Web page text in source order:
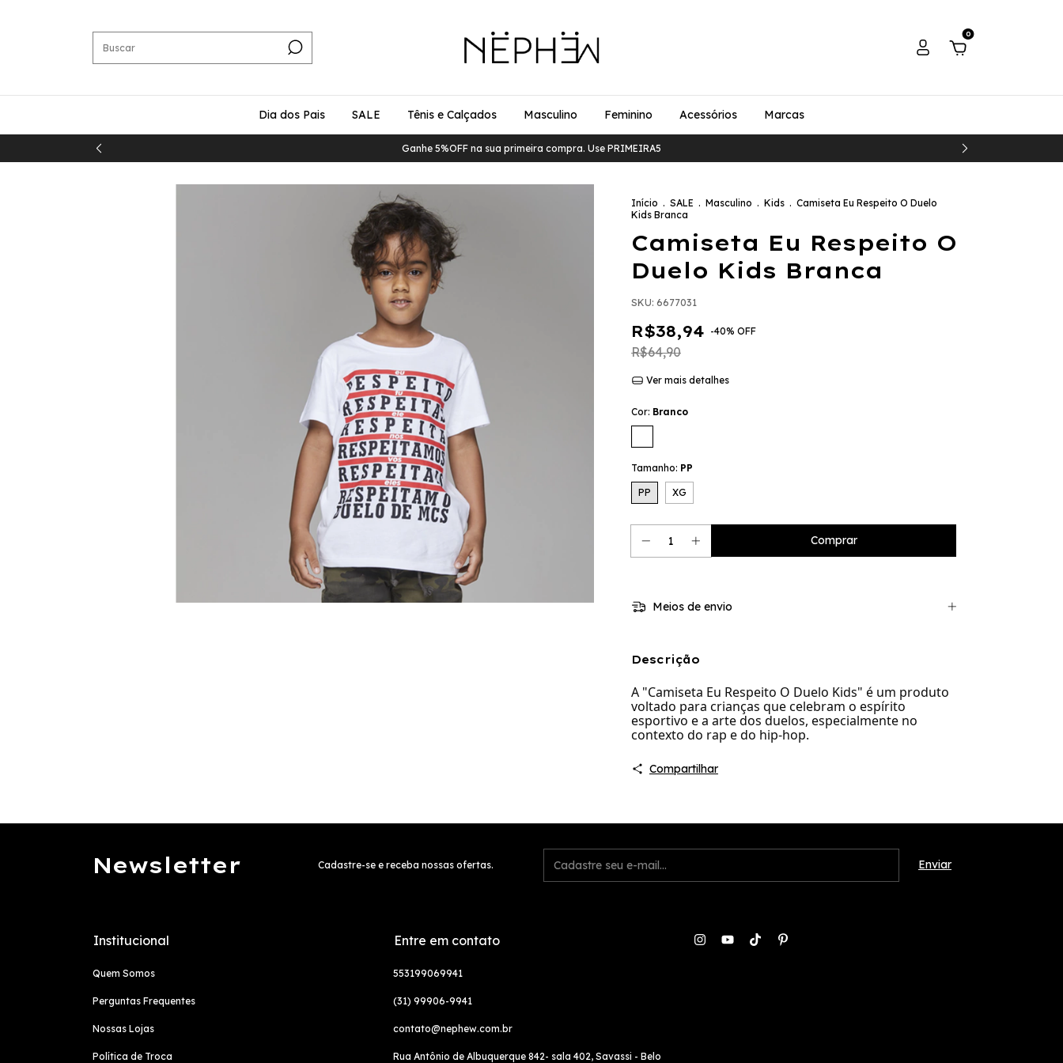
0
Dia dos Pais SALE Tênis e Calçados Masculino Feminino Acessórios Marcas
Ganhe 5%OFF na sua primeira compra. Use PRIMEIRA5
Início . SALE . Masculino . Kids . Camiseta Eu Respeito O Duelo
Kids Branca
Camiseta Eu Respeito O
Duelo Kids Branca
SKU: 6677031
R$38,94 -40% OFF
R$64,90
Ver mais detalhes
Cor: Branco
Tamanho: PP
PP XG
Meios de envio
Descrição
A "Camiseta Eu Respeito O Duelo Kids" é um produto
voltado para crianças que celebram o espírito
esportivo e a arte dos duelos, especialmente no
contexto do rap e do hip-hop.
Compartilhar
Newsletter Cadastre-se e receba nossas ofertas.
Institucional
Quem Somos
Perguntas Frequentes
Nossas Lojas
Política de Troca
Entre em contato
553199069941
(31) 99906-9941
contato@nephew.com.br
Rua Antônio de Albuquerque 842- sala 402, Savassi - Belo